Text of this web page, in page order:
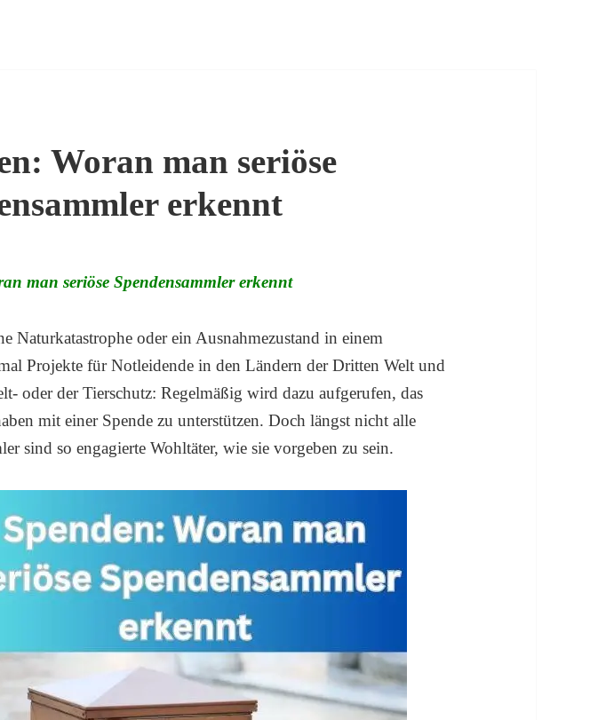
Woran man seriöse
erkennt
man seriöse Spendensammler erkennt
Naturkatastrophe oder ein Ausnahmezustand in einem
Projekte für Notleidende in den Ländern der Dritten Welt und
oder der Tierschutz: Regelmäßig wird dazu aufgerufen, das
mit einer Spende zu unterstützen. Doch längst nicht alle
sind so engagierte Wohltäter, wie sie vorgeben zu sein.